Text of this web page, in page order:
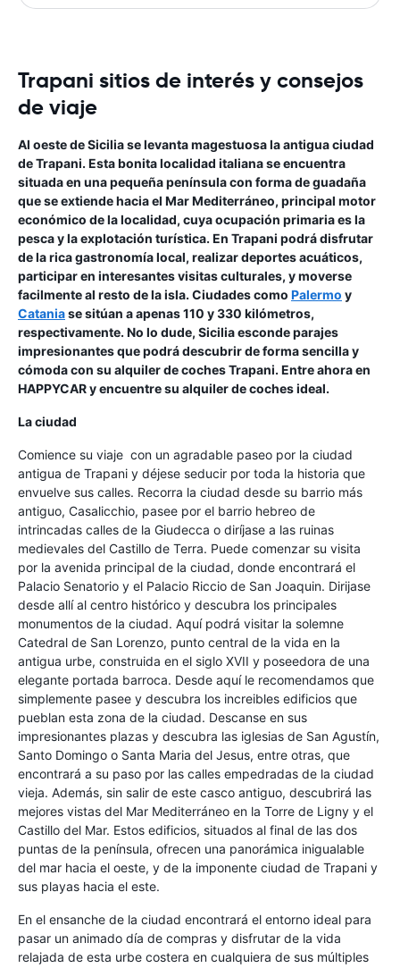
Trapani sitios de interés y consejos
de viaje
Al oeste de Sicilia se levanta magestuosa la antigua ciudad
de Trapani. Esta bonita localidad italiana se encuentra
situada en una pequeña península con forma de guadaña
que se extiende hacia el Mar Mediterráneo, principal motor
económico de la localidad, cuya ocupación primaria es la
pesca y la explotación turística. En Trapani podrá disfrutar
de la rica gastronomía local, realizar deportes acuáticos,
participar en interesantes visitas culturales, y moverse
facilmente al resto de la isla. Ciudades como Palermo y
Cataniase sitúan a apenas 110 y 330 kilómetros,
respectivamente. No lo dude, Sicilia esconde parajes
impresionantes que podrá descubrir de forma sencilla y
cómoda con su alquiler de coches Trapani. Entre ahora en
HAPPYCAR y encuentre su alquiler de coches ideal.
La ciudad
Comience su viaje con un agradable paseo por la ciudad
antigua de Trapani y déjese seducir por toda la historia que
envuelve sus calles. Recorra la ciudad desde su barrio más
antiguo, Casalicchio, pasee por el barrio hebreo de
intrincadas calles de la Giudecca o diríjase a las ruinas
medievales del Castillo de Terra. Puede comenzar su visita
por la avenida principal de la ciudad, donde encontrará el
Palacio Senatorio y el Palacio Riccio de San Joaquin. Dirijase
desde allí al centro histórico y descubra los principales
monumentos de la ciudad. Aquí podrá visitar la solemne
Catedral de San Lorenzo, punto central de la vida en la
antigua urbe, construida en el siglo XVII y poseedora de una
elegante portada barroca. Desde aquí le recomendamos que
simplemente pasee y descubra los increibles edificios que
pueblan esta zona de la ciudad. Descanse en sus
impresionantes plazas y descubra las iglesias de San Agustín,
Santo Domingo o Santa Maria del Jesus, entre otras, que
encontrará a su paso por las calles empedradas de la ciudad
vieja. Además, sin salir de este casco antiguo, descubrirá las
mejores vistas del Mar Mediterráneo en la Torre de Ligny y el
Castillo del Mar. Estos edificios, situados al final de las dos
puntas de la península, ofrecen una panorámica inigualable
del mar hacia el oeste, y de la imponente ciudad de Trapani y
sus playas hacia el este.
En el ensanche de la ciudad encontrará el entorno ideal para
pasar un animado día de compras y disfrutar de la vida
relajada de esta urbe costera en cualquiera de sus múltiples